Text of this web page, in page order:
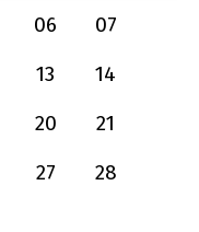
06
07
13
14
20
21
27
28